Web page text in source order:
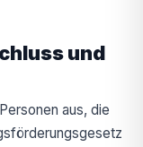
und
aus, die